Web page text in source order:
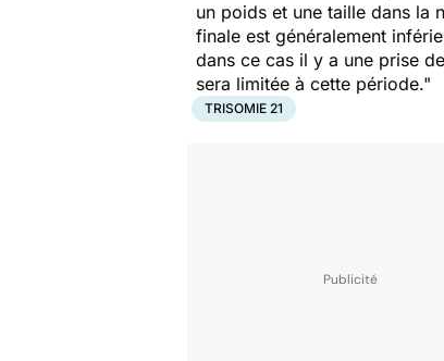
un poids et une taille dans la
finale est généralement
dans ce cas il y a une prise
sera limitée à cette période."
TRISOMIE 21